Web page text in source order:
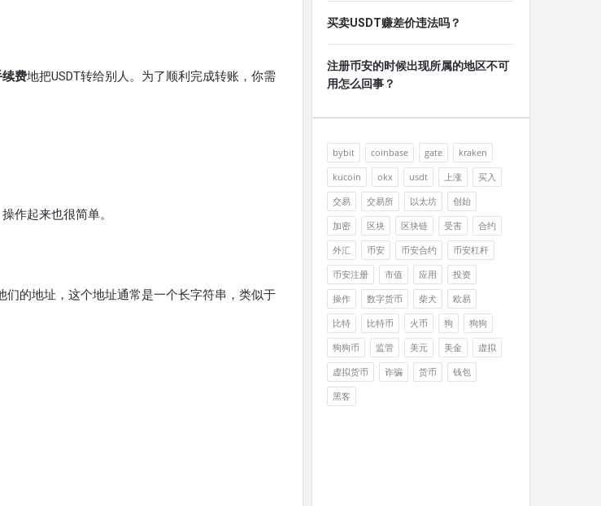
费地把USDT转给别人。为了顺利完成转账，你需
作起来也很简单。
们的地址，这个地址通常是一个长字符串，类似于
买卖USDT赚差价违法吗？
注册币安的时候出现所属的地区不可
用怎么回事？
bybit coinbase gate
kraken
kucoin
okx usdt 上涨
买入
交易
交易所 以太坊
创始
加密
区块 区块链 受害
合约
外汇
币安 币安合约
币安杠杆
币安注册
市值 应用
投资
操作
数字货币 柴犬
欧易
比特
比特币 火币 狗
狗狗
狗狗币
监管 美元 美金
虚拟
虚拟货币
诈骗 货币
钱包
黑客